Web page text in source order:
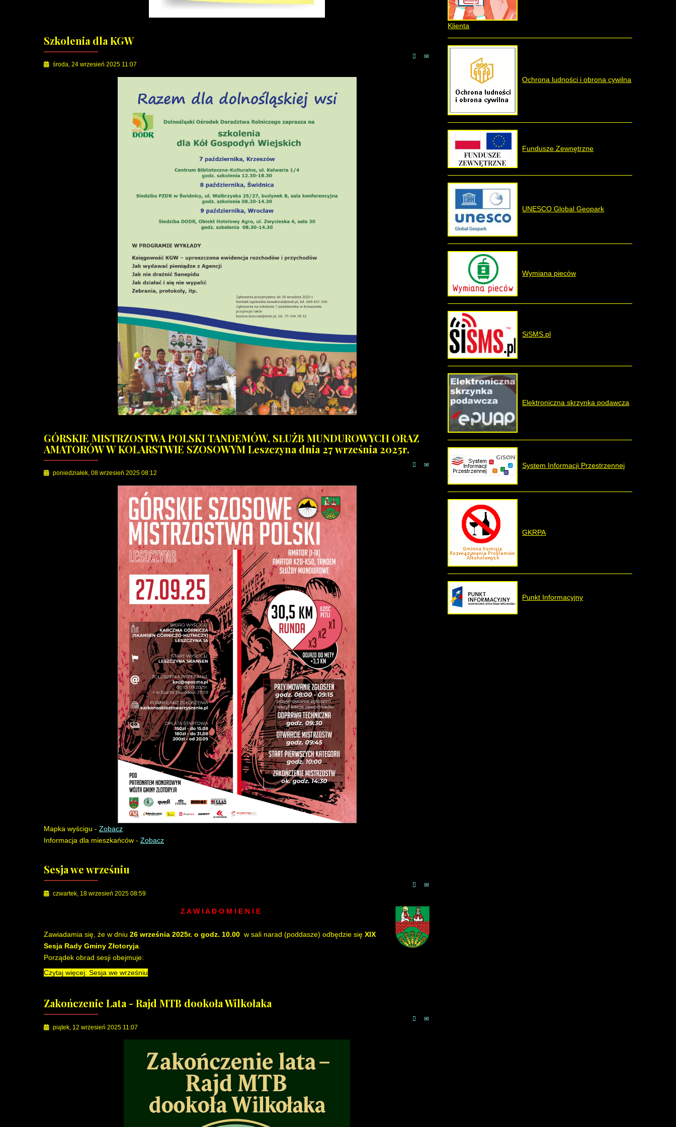
Szkolenia dla KGW
środa, 24 wrzesień 2025 11:07
GÓRSKIE MISTRZOSTWA POLSKI TANDEMÓW, SŁUŻB MUNDUROWYCH ORAZ
AMATORÓW W KOLARSTWIE SZOSOWYM Leszczyna dnia 27 września 2025r.
poniedziałek, 08 wrzesień 2025 08:12
Mapka wyścigu - Zobacz
Informacja dla mieszkańców - Zobacz
Sesja we wrześniu
czwartek, 18 wrzesień 2025 08:59
Z A W I A D O M I E N I E
Zawiadamia się, że w dniu 26 września 2025r. o godz. 10.00 w sali narad (poddasze) odbędzie się XIX
Sesja Rady Gminy Złotoryja.
Porządek obrad sesji obejmuje:
Czytaj więcej: Sesja we wrześniu
Zakończenie Lata - Rajd MTB dookoła Wilkołaka
piątek, 12 wrzesień 2025 11:07
Klienta
Ochrona ludności i obrona cywilna
Fundusze Zewnętrzne
UNESCO Global Geopark
Wymiana pieców
SiSMS.pl
Elektroniczna skrzynka podawcza
System Informacji Przestrzennej
GKRPA
Punkt Informacyjny